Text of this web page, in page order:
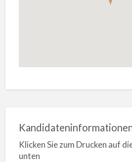
Klicken Sie zum Drucken auf
unten